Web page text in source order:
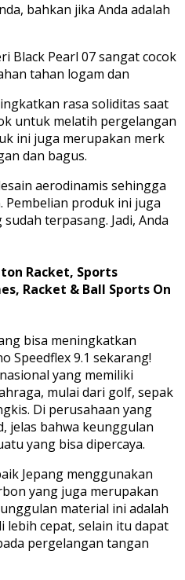
bahkan jika Anda adalah
Black Pearl 07 sangat cocok
tahan logam dan
rasa soliditas saat
untuk melatih pergelangan
ini juga merupakan merk
dan bagus.
aerodinamis sehingga
Pembelian produk ini juga
terpasang. Jadi, Anda
Racket, Sports
Racket & Ball Sports On
bisa meningkatkan
Speedflex 9.1 sekarang!
yang memiliki
mulai dari golf, sepak
Di perusahaan yang
jelas bahwa keunggulan
yang bisa dipercaya.
Jepang menggunakan
yang juga merupakan
material ini adalah
lebih cepat, selain itu dapat
pergelangan tangan